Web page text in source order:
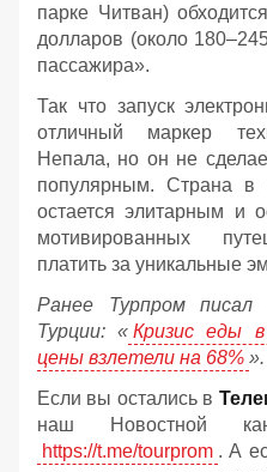
парке Читван)
долларов (около
пассажира».
Так что запуск
отличный маркер
Непала, но он не
популярным. Страна в
остается элитарным и
мотивированных
платить за уникальные
Ранее Турпром
Турции: « Кризис еды
цены взлетели на 68% ».
Если вы остались в
наш Новостной
https://t.me/tourprom . А